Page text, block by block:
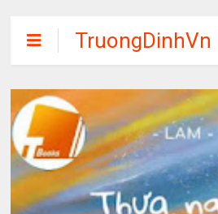
TruongDinhVn
Chia sẽ ebook,
các khóa học,
phần mềm học
tập miễn phí